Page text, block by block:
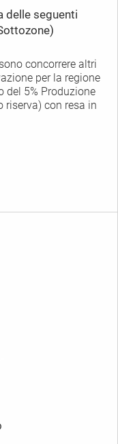
delle seguenti
concorrere altri
per la regione
del 5% Produzione
riserva) con resa in